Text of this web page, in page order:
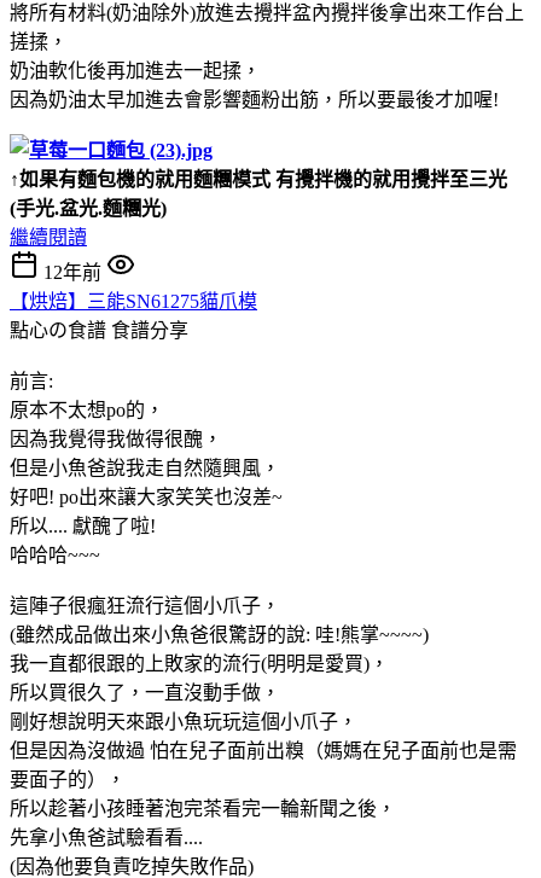
將所有材料(奶油除外)放進去攪拌盆內攪拌後拿出來工作台上
搓揉，
奶油軟化後再加進去一起揉，
因為奶油太早加進去會影響麵粉出筋，所以要最後才加喔!
↑如果有麵包機的就用麵糰模式 有攪拌機的就用攪拌至三光
(手光.盆光.麵糰光)
繼續閱讀
12年前
【烘焙】三能SN61275貓爪模
點心の食譜 食譜分享
前言:
原本不太想po的，
因為我覺得我做得很醜，
但是小魚爸說我走自然隨興風，
好吧! po出來讓大家笑笑也沒差~
所以.... 獻醜了啦!
哈哈哈~~~
這陣子很瘋狂流行這個小爪子，
(雖然成品做出來小魚爸很驚訝的說: 哇!熊掌~~~~)
我一直都很跟的上敗家的流行(明明是愛買)，
所以買很久了，一直沒動手做，
剛好想說明天來跟小魚玩玩這個小爪子，
但是因為沒做過 怕在兒子面前出糗（媽媽在兒子面前也是需
要面子的），
所以趁著小孩睡著泡完茶看完一輪新聞之後，
先拿小魚爸試驗看看....
(因為他要負責吃掉失敗作品)